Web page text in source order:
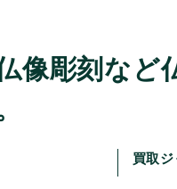
像彫刻など
買取